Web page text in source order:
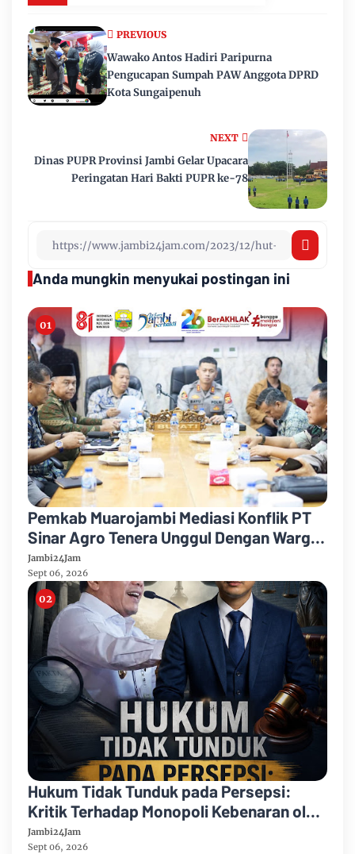
NEXT
Dinas PUPR Provinsi Jambi Gelar Upacara
Peringatan Hari Bakti PUPR ke-78
PREVIOUS
Wawako Antos Hadiri Paripurna
Pengucapan Sumpah PAW Anggota DPRD
Kota Sungaipenuh
Anda mungkin menyukai postingan ini
Pemkab Muarojambi Mediasi Konflik PT
Sinar Agro Tenera Unggul Dengan Warga
Sipin Teluk Duren
Jambi24Jam
Sept 06, 2026
Hukum Tidak Tunduk pada Persepsi:
Kritik Terhadap Monopoli Kebenaran oleh
Media dan Aktivis
Jambi24Jam
Sept 06, 2026